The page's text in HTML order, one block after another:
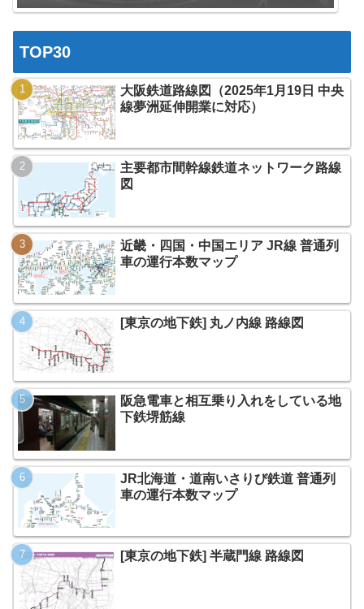
TOP30
大阪鉄道路線図（2025年1月19日 中央
線夢洲延伸開業に対応）
主要都市間幹線鉄道ネットワーク路線
図
近畿・四国・中国エリア JR線 普通列
車の運行本数マップ
[東京の地下鉄] 丸ノ内線 路線図
阪急電車と相互乗り入れをしている地
下鉄堺筋線
JR北海道・道南いさりび鉄道 普通列
車の運行本数マップ
[東京の地下鉄] 半蔵門線 路線図